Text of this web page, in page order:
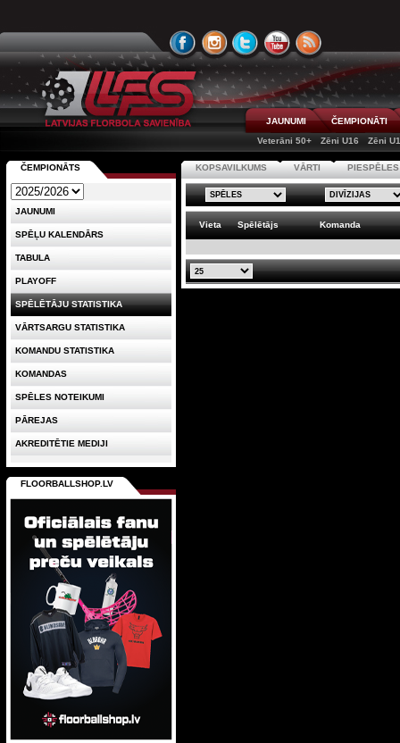
JAUNUMI
ČEMPIONĀTI
Veterāni 50+
Zēni U16 Zēni
KOPSAVILKUMS VĀRTI PIESPĒLES
Vieta Spēlētājs Komanda
ČEMPIONĀTS
JAUNUMI
SPĒĻU KALENDĀRS
TABULA
PLAYOFF
SPĒLĒTĀJU STATISTIKA
VĀRTSARGU STATISTIKA
KOMANDU STATISTIKA
KOMANDAS
SPĒLES NOTEIKUMI
PĀREJAS
AKREDITĒTIE MEDIJI
FLOORBALLSHOP.LV